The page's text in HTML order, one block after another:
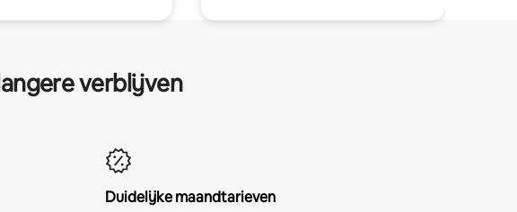
verblijven
Duidelijke maandtarieven